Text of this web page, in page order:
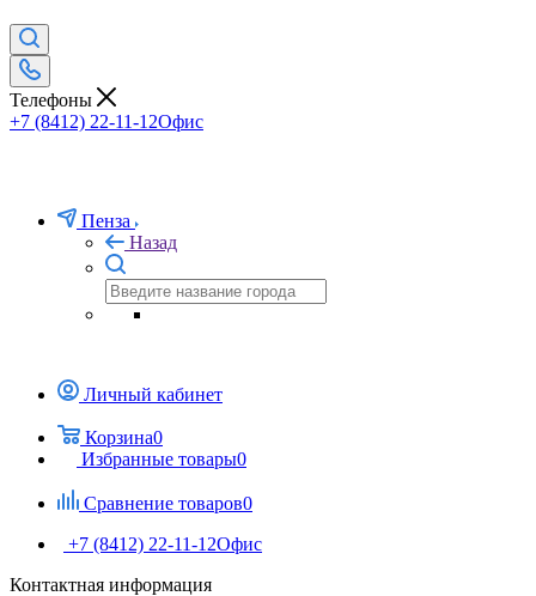
Телефоны
+7 (8412) 22-11-12Офис
Пенза
Назад
Личный кабинет
Корзина0
Избранные товары0
Сравнение товаров0
+7 (8412) 22-11-12Офис
Контактная информация